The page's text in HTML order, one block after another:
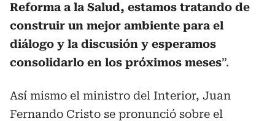
Reforma a la Salud, estamos tratando de
construir un mejor ambiente para el
diálogo y la discusión y esperamos
consolidarlo en los próximos meses”.
Así mismo el ministro del Interior, Juan
Fernando Cristo se pronunció sobre el